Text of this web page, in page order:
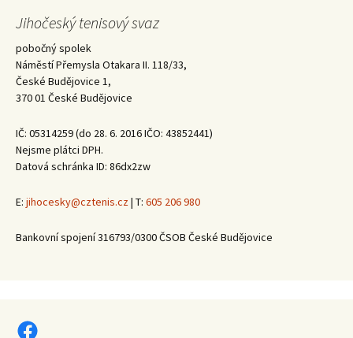
Jihočeský tenisový svaz
pobočný spolek
Náměstí Přemysla Otakara II. 118/33,
České Budějovice 1,
370 01 České Budějovice
IČ: 05314259 (do 28. 6. 2016 IČO: 43852441)
Nejsme plátci DPH.
Datová schránka ID: 86dx2zw
E: jihocesky@cztenis.cz| T: 605 206 980
Bankovní spojení 316793/0300 ČSOB České Budějovice
https://www.facebook.com/jihoceskytenisovysvaz